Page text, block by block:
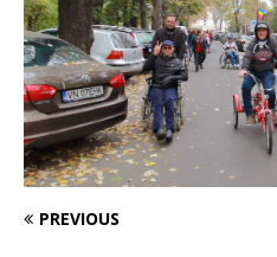
PREVIOUS